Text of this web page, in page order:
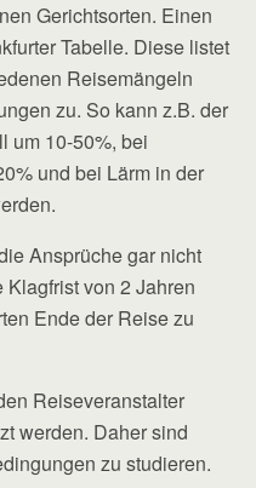
Gerichtsorten. Einen
Tabelle. Diese listet
Reisemängeln
zu. So kann z.B. der
um 10-50%, bei
und bei Lärm in der
Ansprüche gar nicht
Klagfrist von 2 Jahren
Ende der Reise zu
Reiseveranstalter
werden. Daher sind
zu studieren.